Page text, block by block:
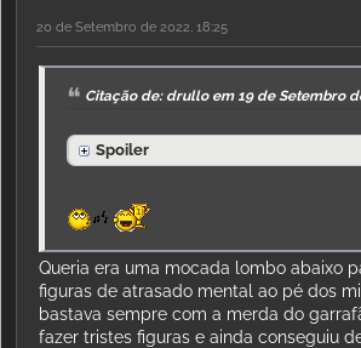
20 de Setembro de 2022, 18:25
Citação de: drullo em 19 de Setembro
Spoiler
Queria era uma mocada lombo abaixo
figuras de atrasado mental ao pé dos
bastava sempre com a merda do
fazer tristes figuras e ainda conseguiu